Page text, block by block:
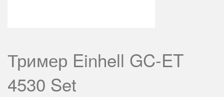
Тример Einhell GC-ET
4530 Set